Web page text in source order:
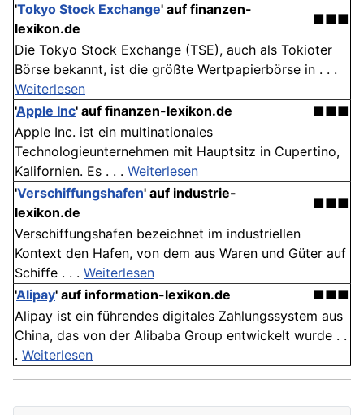
'Tokyo Stock Exchange' auf finanzen-
lexikon.de
■■■
Die Tokyo Stock Exchange (TSE), auch als Tokioter
Börse bekannt, ist die größte Wertpapierbörse in . . .
Weiterlesen
'Apple Inc' auf finanzen-lexikon.de
■■■
Apple Inc. ist ein multinationales
Technologieunternehmen mit Hauptsitz in Cupertino,
Kalifornien. Es . . . Weiterlesen
'Verschiffungshafen' auf industrie-
lexikon.de
■■■
Verschiffungshafen bezeichnet im industriellen
Kontext den Hafen, von dem aus Waren und Güter auf
Schiffe . . . Weiterlesen
'Alipay' auf information-lexikon.de
■■■
Alipay ist ein führendes digitales Zahlungssystem aus
China, das von der Alibaba Group entwickelt wurde . .
. Weiterlesen